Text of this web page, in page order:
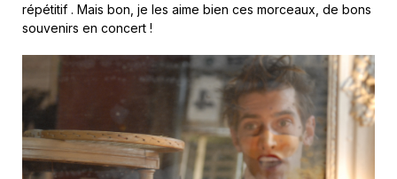
répétitif . Mais bon, je les aime bien ces morceaux, de bons
souvenirs en concert !